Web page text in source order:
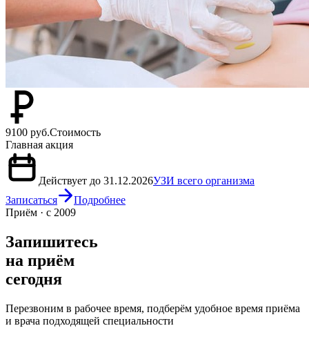
9100 руб.Стоимость
Главная акция
Действует до 31.12.2026УЗИ всего организма
Записаться
Подробнее
Приём · с 2009
Запишитесь
на приём
сегодня
Перезвоним в рабочее время, подберём удобное время приёма
и врача подходящей специальности